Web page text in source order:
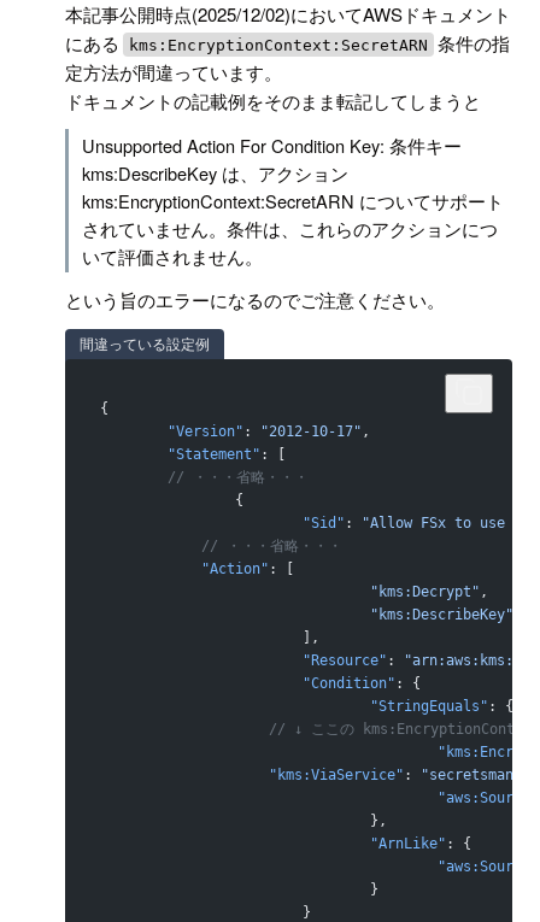
本記事公開時点(2025/12/02)においてAWSドキュメント
にある
kms:EncryptionContext:SecretARN 条件の指
定方法が間違っています。
ドキュメントの記載例をそのまま転記してしまうと
Unsupported Action For Condition Key: 条件キー
kms:DescribeKey は、アクション
kms:EncryptionContext:SecretARN についてサポート
されていません。条件は、これらのアクションにつ
いて評価されません。
という旨のエラーになるのでご注意ください。
間違っている設定例
{
	"Version"
: "2012-10-17" ,
	"Statement"
: [
        // ・・・省略・・・
		{
			"Sid"
:
"Allow FSx to use the
            // ・・・省略・・・
            "Action"
: [
				"kms:Decrypt"
,
				"kms:DescribeKey"
			],
			"Resource"
:
			"Condition"
: {
				"StringEquals"
: {
// ↓ ここの
                    "kms:ViaService"
:
				},
				"ArnLike"
: {
				}
			}